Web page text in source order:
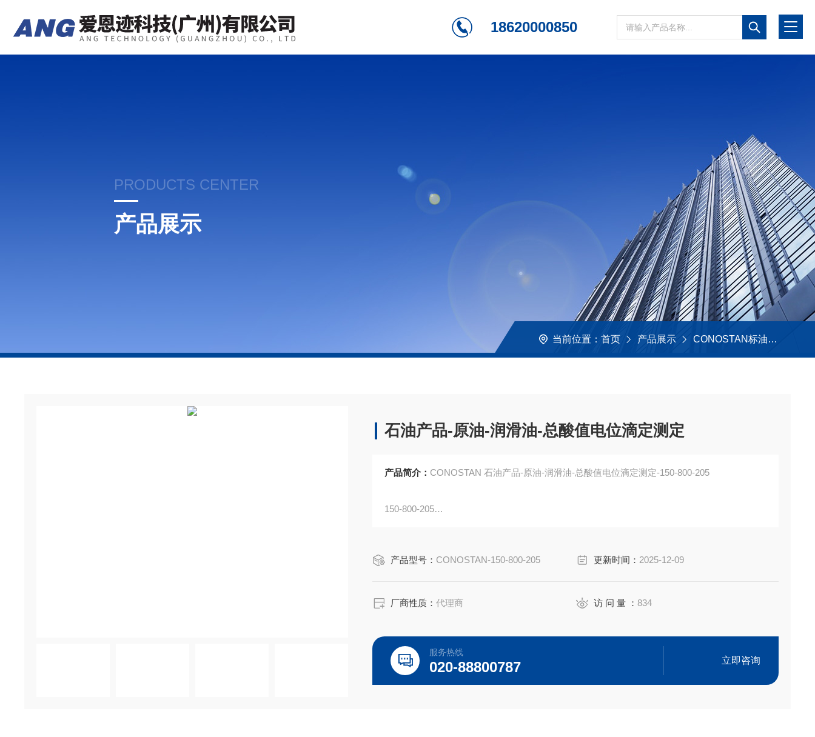
18620000850
PRODUCTS CENTER
产品展示
当前位置： 首页 产品展示 CONOSTAN标油
石油产品-原油-润滑油-总酸值电位滴定测定
产品简介： CONOSTAN 石油产品-原油-润滑油-总酸值电位滴定测定-150-800-205
150-800-205
TAN 2 mg KOH /g
质量的重要指标。总酸值向原油精炼厂表明潜在的腐蚀问题。通常是原油中的环烷酸引起腐蚀
问题。这种腐蚀称为环烷酸腐蚀(NAC
产品型号： CONOSTAN-150-800-205 更新时间： 2025-12-09
厂商性质：代理商 访 问 量 ：834
服务热线
020-88800787 立即咨询